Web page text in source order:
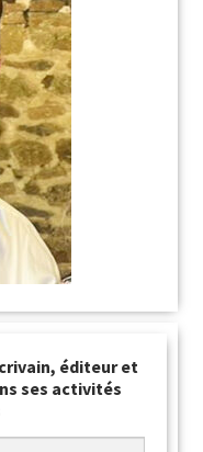
éditeur et
ses activités